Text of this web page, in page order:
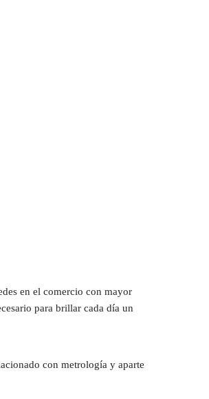
en el comercio con mayor
para brillar cada día un
con metrología y aparte